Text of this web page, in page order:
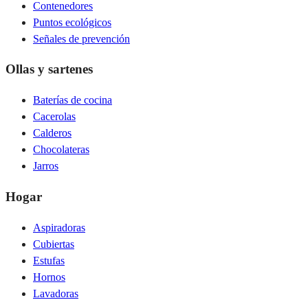
Contenedores
Puntos ecológicos
Señales de prevención
Ollas y sartenes
Baterías de cocina
Cacerolas
Calderos
Chocolateras
Jarros
Hogar
Aspiradoras
Cubiertas
Estufas
Hornos
Lavadoras